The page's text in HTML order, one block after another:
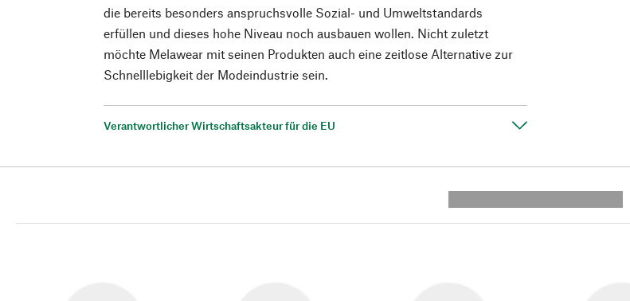
die bereits besonders anspruchsvolle Sozial- und Umweltstandards
erfüllen und dieses hohe Niveau noch ausbauen wollen. Nicht zuletzt
möchte Melawear mit seinen Produkten auch eine zeitlose Alternative zur
Schnelllebigkeit der Modeindustrie sein.
Verantwortlicher Wirtschaftsakteur für die EU